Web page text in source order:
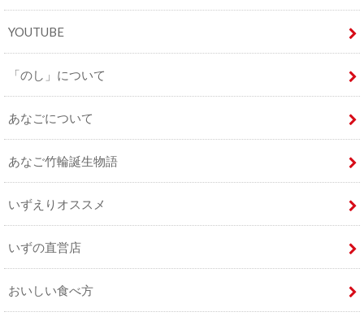
YOUTUBE
「のし」について
あなごについて
あなご竹輪誕生物語
いずえりオススメ
いずの直営店
おいしい食べ方